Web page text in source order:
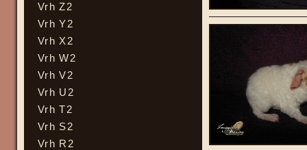
Vrh Z2
Vrh Y2
Vrh X2
Vrh W2
Vrh V2
Vrh U2
Vrh T2
Vrh S2
Vrh R2